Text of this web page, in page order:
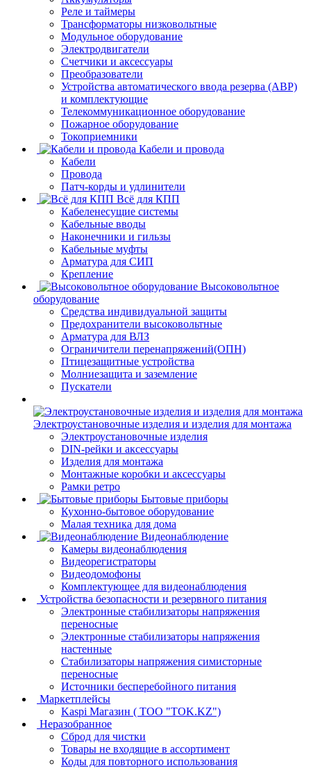
Реле и таймеры
Трансформаторы низковольтные
Модульное оборудование
Электродвигатели
Счетчики и аксессуары
Преобразователи
Устройства автоматического ввода резерва (АВР)
и комплектующие
Телекоммуникационное оборудование
Пожарное оборудование
Токоприемники
Кабели и провода
Кабели
Провода
Патч-корды и удлинители
Всё для КПП
Кабеленесущие системы
Кабельные вводы
Наконечники и гильзы
Кабельные муфты
Арматура для СИП
Крепление
Высоковольтное
оборудование
Средства индивидуальной защиты
Предохранители высоковольтные
Арматура для ВЛЗ
Ограничители перенапряжений(ОПН)
Птицезащитные устройства
Молниезащита и заземление
Пускатели
Электроустановочные изделия и изделия для монтажа
Электроустановочные изделия
DIN-рейки и аксессуары
Изделия для монтажа
Монтажные коробки и аксессуары
Рамки ретро
Бытовые приборы
Кухонно-бытовое оборудование
Малая техника для дома
Видеонаблюдение
Камеры видеонаблюдения
Видеорегистраторы
Видеодомофоны
Комплектующее для видеонаблюдения
Устройства безопасности и резервного питания
Электронные стабилизаторы напряжения
переносные
Электронные стабилизаторы напряжения
настенные
Стабилизаторы напряжения симисторные
переносные
Источники бесперебойного питания
Маркетплейсы
Kaspi Магазин ( ТОО "TOK.KZ")
Неразобранное
Сброд для чистки
Товары не входящие в ассортимент
Коды для повторного использования